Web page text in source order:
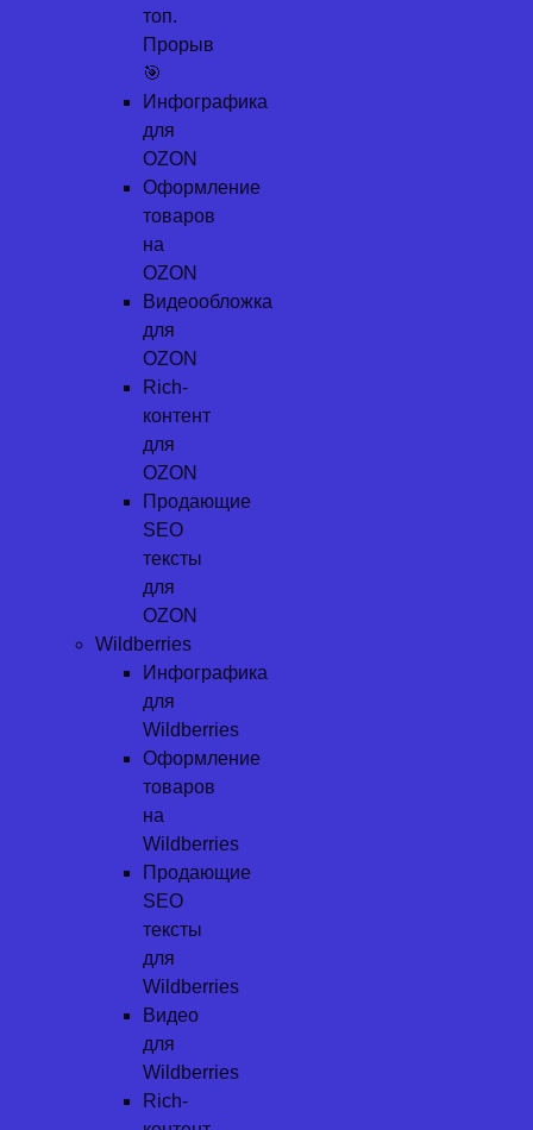
топ.
Прорыв
🎯
Инфографика
для
OZON
Оформление
товаров
на
OZON
Видеообложка
для
OZON
Rich-
контент
для
OZON
Продающие
SEO
тексты
для
OZON
Wildberries
Инфографика
для
Wildberries
Оформление
товаров
на
Wildberries
Продающие
SEO
тексты
для
Wildberries
Видео
для
Wildberries
Rich-